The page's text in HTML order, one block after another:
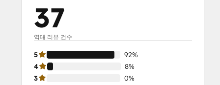
37
역대 리뷰 건수
5
92%
4
8%
3
0%